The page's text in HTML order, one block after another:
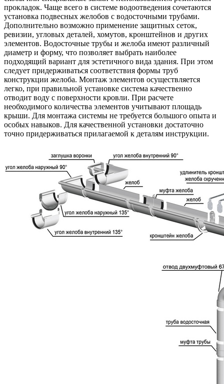
прокладок. Чаще всего в системе водоотведения сочетаются
установка подвесных желобов с водосточными трубами.
Дополнительно возможно применение защитных сеток,
ревизии, угловых деталей, хомутов, кронштейнов и других
элементов. Водосточные трубы и желоба имеют различный
диаметр и форму, что позволяет выбрать наиболее
подходящий вариант для эстетичного вида здания. При этом
следует придерживаться соответствия формы труб
конструкции желоба. Монтаж элементов осуществляется
легко, при правильной установке система качественно
отводит воду с поверхности кровли. При расчете
необходимого количества элементов учитывают площадь
крыши. Для монтажа системы не требуется большого опыта и
особых навыков. Для качественной установки достаточно
точно придерживаться прилагаемой к деталям инструкции.